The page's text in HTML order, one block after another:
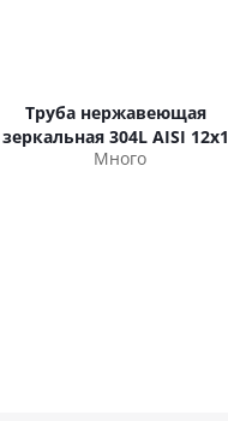
Труба нержавеющая
зеркальная 304L AISI 12х1
Много